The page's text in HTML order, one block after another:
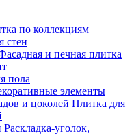
по коллекциям
стен
и печная плитка
пола
элементы
Плитка для
Раскладка-уголок,